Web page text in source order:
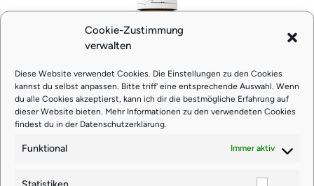
Cookie-Zustimmung
verwalten
Diese Website verwendet Cookies. Die Einstellungen zu den Cookies
kannst du selbst anpassen. Bitte triff' eine entsprechende Auswahl. Wenn
du alle Cookies akzeptierst, kann ich dir die bestmögliche Erfahrung auf
dieser Website bieten. Mehr Informationen zu den verwendeten Cookies
findest du in der Datenschutzerklärung
Funktional Immer aktiv
Statistiken
Zitronenöl (Lemon) 15 ml (belebt